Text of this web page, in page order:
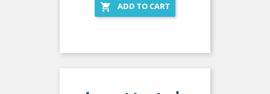

ADD TO CART